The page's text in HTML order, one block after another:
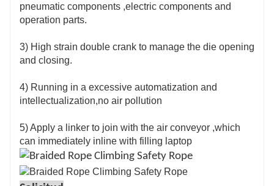
pneumatic components ,electric components and
operation parts.
3) High strain double crank to manage the die opening
and closing.
4) Running in a excessive automatization and
intellectualization,no air pollution
5) Apply a linker to join with the air conveyor ,which
can immediately inline with filling laptop